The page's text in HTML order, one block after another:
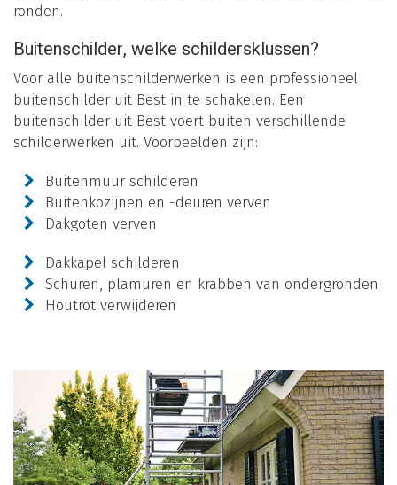
ronden.
Buitenschilder, welke schildersklussen?
Voor alle buitenschilderwerken is een professioneel
buitenschilder uit Best in te schakelen. Een
buitenschilder uit Best voert buiten verschillende
schilderwerken uit. Voorbeelden zijn:
Buitenmuur schilderen
Buitenkozijnen en -deuren verven
Dakgoten verven
Dakkapel schilderen
Schuren, plamuren en krabben van ondergronden
Houtrot verwijderen